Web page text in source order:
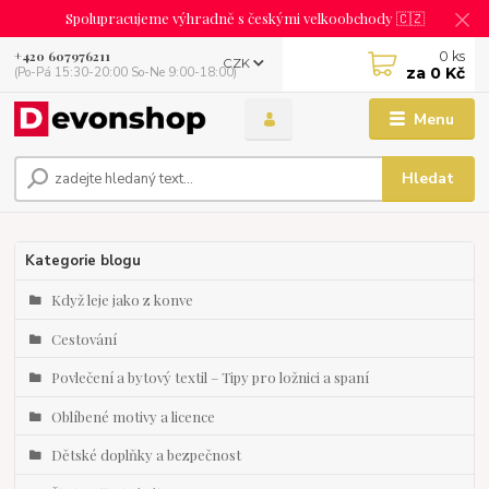
Spolupracujeme výhradně s českými velkoobchody 🇨🇿
Menu
CZK
Hledat
+420 607976211
(Po-Pá 15:30-20:00 So-Ne 9:00-18:00)
0 ks
za 0 Kč
Kategorie blogu
Když leje jako z konve
Cestování
Povlečení a bytový textil – Tipy pro ložnici a spaní
Oblíbené motivy a licence
Dětské doplňky a bezpečnost